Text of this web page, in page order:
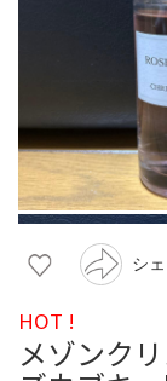
シ
HOT !
メゾンク